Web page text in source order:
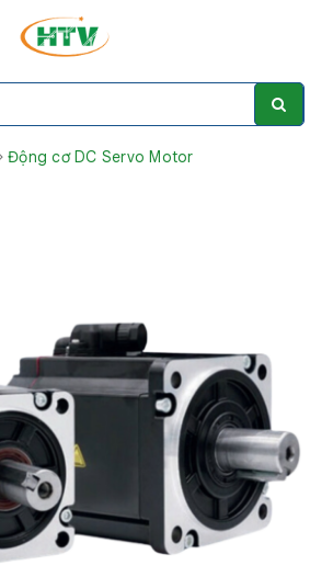
Động cơ DC Servo Motor